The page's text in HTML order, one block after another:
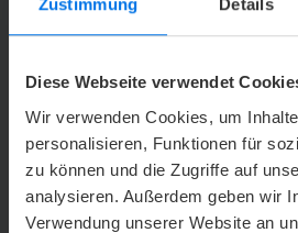
Zustimmung Details
Diese Webseite verwendet
Wir verwenden Cookies, um
personalisieren, Funktionen für
zu können und die Zugriffe auf
analysieren. Außerdem geben wir
Verwendung unserer Website an
einen kostenpflichtigen Shuttle-
Bremens mit unserer Mercedes-
Header: © Hans from pixabay
t voriger Eintrag Zurück